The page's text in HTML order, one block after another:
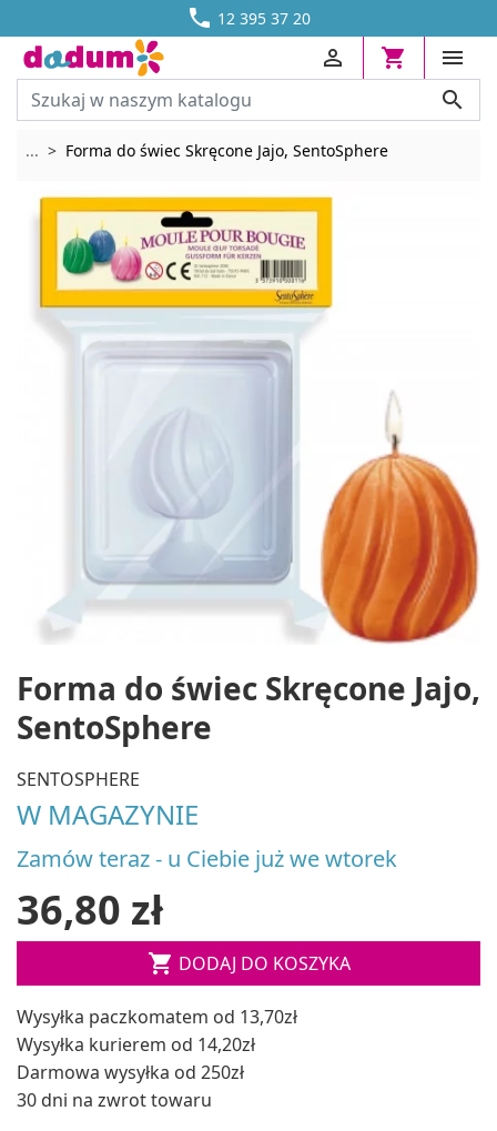
 12 395 37 20
DOSTAWA OD 13,70 ZŁ





... Rozwiń breadcrumbs
Forma do świec Skręcone Jajo, SentoSphere
Forma do świec Skręcone Jajo,
SentoSphere
SENTOSPHERE
W MAGAZYNIE
Zamów teraz - u Ciebie już we wtorek
36,80 zł
 DODAJ DO KOSZYKA
Wysyłka paczkomatem od 13,70zł
Wysyłka kurierem od 14,20zł
Darmowa wysyłka od 250zł
30 dni na zwrot towaru